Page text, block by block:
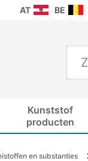
AT BE
Kunststof
producten
en substanties